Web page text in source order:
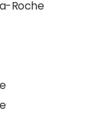
Roche